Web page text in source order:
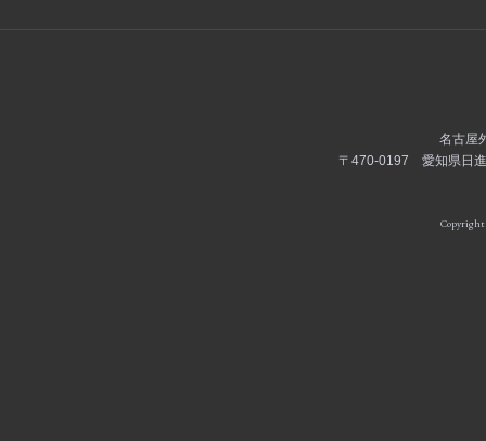
名古屋
〒470-0197 愛知県日